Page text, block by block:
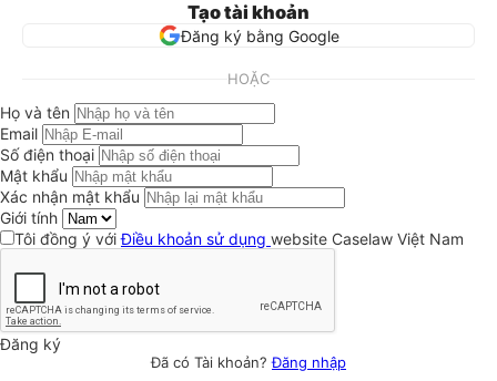
Tạo tài khoản
Đăng ký bằng Google
HOẶC
Họ và tên
Email
Số điện thoại
Mật khẩu
Xác nhận mật khẩu
Giới tính
Tôi đồng ý vớiĐiều khoản sử dụng website Caselaw Việt Nam
Đăng ký
Đã có Tài khoản?Đăng nhập